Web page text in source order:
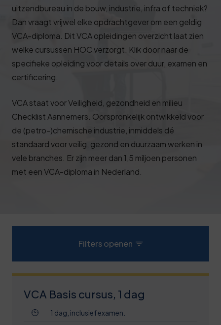
uitzendbureau in de bouw, industrie, infra of techniek?
Dan vraagt vrijwel elke opdrachtgever om een geldig
VCA-diploma. Dit VCA opleidingen overzicht laat zien
welke cursussen HOC verzorgt. Klik door naar de
specifieke opleiding voor details over duur, examen en
certificering.
VCA staat voorVeiligheid, gezondheid en milieu
Checklist Aannemers . Oorspronkelijk ontwikkeld voor
de (petro-)chemische industrie, inmiddels dé
standaard voor veilig, gezond en duurzaam werken in
vele branches. Er zijn meer dan 1,5 miljoen personen
met een VCA-diploma in Nederland.
Filters openen
VCA Basis cursus, 1 dag
1 dag, inclusief examen.
Deze review is gebaseerd op mijn eigen
ervaring.
Verzend beoordeling